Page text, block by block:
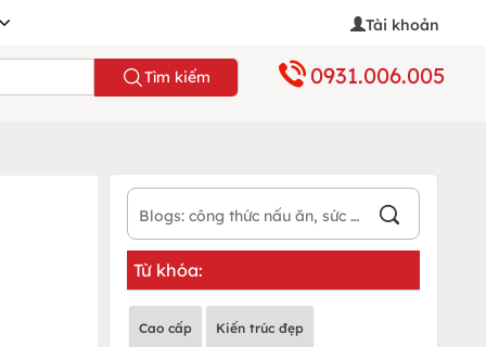
Tài khoản
Tìm kiếm 0931.006.005
Từ khóa:
Cao cấp Kiến trúc đẹp